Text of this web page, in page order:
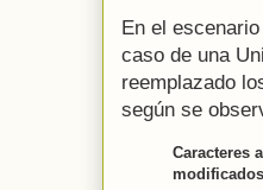
En el
caso de una
reemplazado
según se
Caracteres
modificados